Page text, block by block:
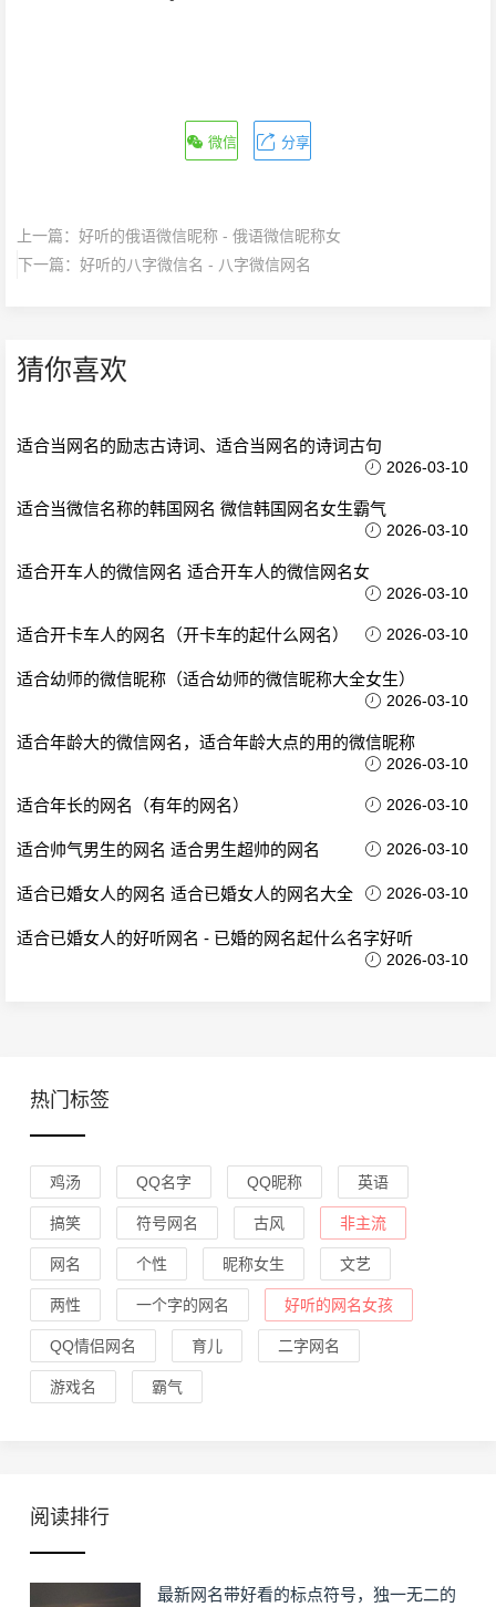
微信 分享
上一篇： 好听的俄语微信昵称 - 俄语微信昵称女
下一篇： 好听的八字微信名 - 八字微信网名
猜你喜欢
适合当网名的励志古诗词、适合当网名的诗词古句
2026-03-10
适合当微信名称的韩国网名 微信韩国网名女生霸气
2026-03-10
适合开车人的微信网名 适合开车人的微信网名女
2026-03-10
适合开卡车人的网名（开卡车的起什么网名） 2026-03-10
适合幼师的微信昵称（适合幼师的微信昵称大全女生）
2026-03-10
适合年龄大的微信网名，适合年龄大点的用的微信昵称
2026-03-10
适合年长的网名（有年的网名） 2026-03-10
适合帅气男生的网名 适合男生超帅的网名 2026-03-10
适合已婚女人的网名 适合已婚女人的网名大全 2026-03-10
适合已婚女人的好听网名 - 已婚的网名起什么名字好听
2026-03-10
热门标签
鸡汤 QQ名字 QQ昵称 英语
搞笑 符号网名 古风 非主流
网名 个性 昵称女生 文艺
两性 一个字的网名 好听的网名女孩
QQ情侣网名 育儿 二字网名
游戏名 霸气
阅读排行
最新网名带好看的标点符号，独一无二的